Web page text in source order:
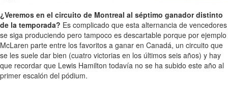
¿Veremos en el circuito de Montreal al séptimo ganador distinto
de la temporada? Es complicado que esta alternancia de vencedores
se siga produciendo pero tampoco es descartable porque por ejemplo
McLaren parte entre los favoritos a ganar en Canadá, un circuito que
se les suele dar bien (cuatro victorias en los últimos seis años) y hay
que recordar que Lewis Hamilton todavía no se ha subido este año al
primer escalón del pódium.